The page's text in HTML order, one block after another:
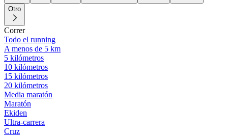
Otro
Correr
Todo el running
A menos de 5 km
5 kilómetros
10 kilómetros
15 kilómetros
20 kilómetros
Media maratón
Maratón
Ekiden
Ultra-carrera
Cruz